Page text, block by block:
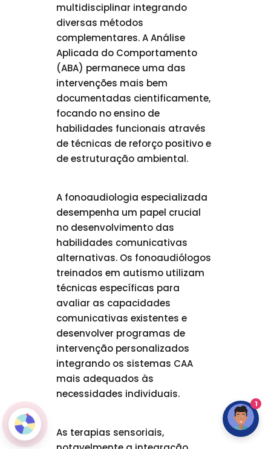
multidisciplinar integrando
diversas métodos
complementares. A Análise
Aplicada do Comportamento
(ABA) permanece uma das
intervenções mais bem
documentadas cientificamente,
focando no ensino de
habilidades funcionais através
de técnicas de reforço positivo e
de estruturação ambiental.
A fonoaudiologia especializada
desempenha um papel crucial
no desenvolvimento das
habilidades comunicativas
alternativas. Os fonoaudiólogos
treinados em autismo utilizam
técnicas específicas para
avaliar as capacidades
comunicativas existentes e
desenvolver programas de
intervenção personalizados
integrando os sistemas CAA
mais adequados às
necessidades individuais.
As terapias sensoriais,
1